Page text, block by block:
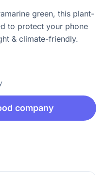
green, this plant-
to protect your phone
& climate-friendly.
company